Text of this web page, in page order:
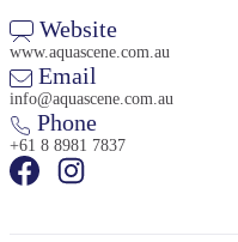
Website
www.aquascene.com.au
Email
info@aquascene.com.au
Phone
+61 8 8981 7837